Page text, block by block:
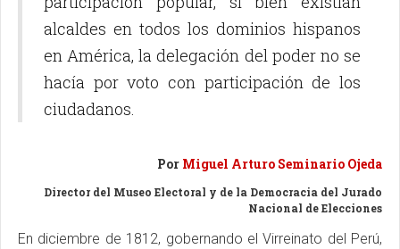
alcaldes en todos los dominios hispanos
en América, la delegación del poder no se
hacía por voto con participación de los
ciudadanos.
Por Miguel Arturo Seminario Ojeda
Director del Museo Electoral y de la Democracia del Jurado
Nacional de Elecciones
En diciembre de 1812, gobernando el Virreinato del Perú,